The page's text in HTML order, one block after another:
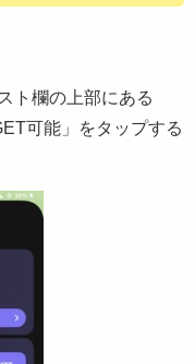
ト欄の上部にある
可能」をタップする